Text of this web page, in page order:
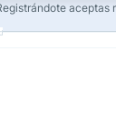
aceptas